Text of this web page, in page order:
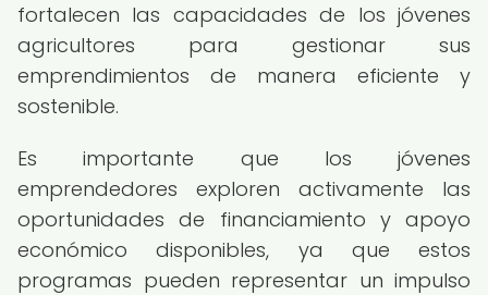
fortalecen las capacidades de los jóvenes
agricultores para gestionar sus
emprendimientos de manera eficiente y
sostenible.
Es importante que los jóvenes
emprendedores exploren activamente las
oportunidades de financiamiento y apoyo
económico disponibles, ya que estos
programas pueden representar un impulso